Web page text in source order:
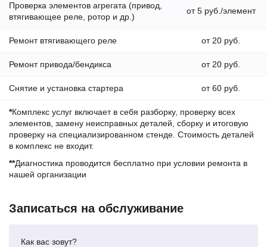
Проверка элементов агрегата (привод,
втягивающее реле, ротор и др.)
от 5 руб./элемент
Ремонт втягивающего реле от 20 руб.
Ремонт привода/бендикса от 20 руб.
Снятие и установка стартера от 60 руб.
*Комплекс услуг включает в себя разборку, проверку всех
элементов, замену неисправных деталей, сборку и итоговую
проверку на специализированном стенде. Стоимость деталей
в комплекс не входит.
**Диагностика проводится бесплатно при условии ремонта в
нашей организации
Записаться на обслуживание
Как вас зовут?